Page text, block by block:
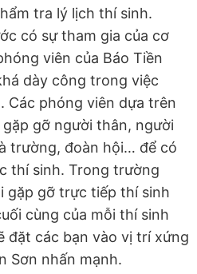
tra lý lịch thí sinh.
có sự tham gia của cơ
viên của Báo Tiền
dày công trong việc
Các phóng viên dựa trên
gỡ người thân, người
trường, đoàn hội… để có
thí sinh. Trong trường
gặp gỡ trực tiếp thí sinh
cùng của mỗi thí sinh
đặt các bạn vào vị trí xứng
Sơn nhấn mạnh.